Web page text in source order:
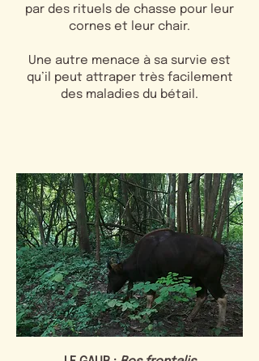
par des rituels de chasse pour leur
cornes et leur chair.
Une autre menace à sa survie est
qu’il peut attraper très facilement
des maladies du bétail.